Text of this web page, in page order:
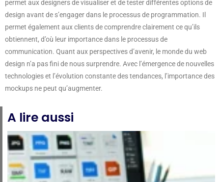
permet aux designers de visualiser et de tester différentes options de
design avant de s’engager dans le processus de programmation. Il
permet également aux clients de comprendre clairement ce qu’ils
obtiennent, d’où leur importance dans le processus de
communication. Quant aux perspectives d’avenir, le monde du web
design n’a pas fini de nous surprendre. Avec l’émergence de nouvelles
technologies et l’évolution constante des tendances, l’importance des
mockups ne peut qu’augmenter.
A lire aussi